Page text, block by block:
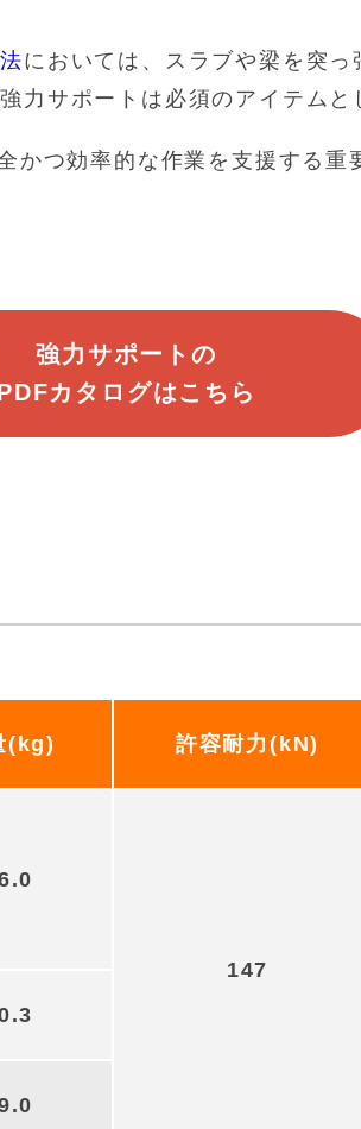
においては、スラブや梁を突
力サポートは必須のアイテム
かつ効率的な作業を支援する重
強力サポートの
カタログはこちら
(kg) 許容耐力(kN)
147